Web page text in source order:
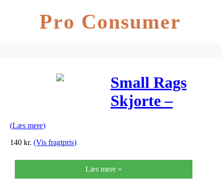
Pro Consumer
Small Rags
Skjorte –
(Læs mere)
140 kr. (Vis fragtpris)
Læs mere »